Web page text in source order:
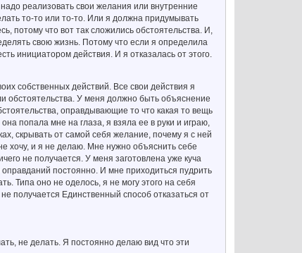
реализовать свои желания или внутренние
то-то или то-то. Или я должна придумывать
потому что вот так сложились обстоятельства. И,
свою жизнь. Потому что если я определила
инициатором действия. И я отказалась от этого.
собственных действий. Все свои действия я
обстоятельства. У меня должно быть объяснение
оправдывающие то что какая то вещь
попала мне на глаза, я взяла ее в руки и играю,
скрывать от самой себя желание, почему я с ней
хочу, и я не делаю. Мне нужно объяснить себе
не получается. У меня заготовлена уже куча
постоянно. И мне приходиться пудрить
Типа оно не оделось, я не могу этого на себя
получается Единственный способ отказаться от
не делать. Я постоянно делаю вид что эти